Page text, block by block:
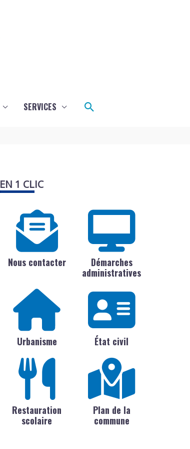
SERVICES Rechercher
EN 1 CLIC
Nous contacter
Démarches
administratives
Urbanisme État civil
Restauration
scolaire
Plan de la
commune